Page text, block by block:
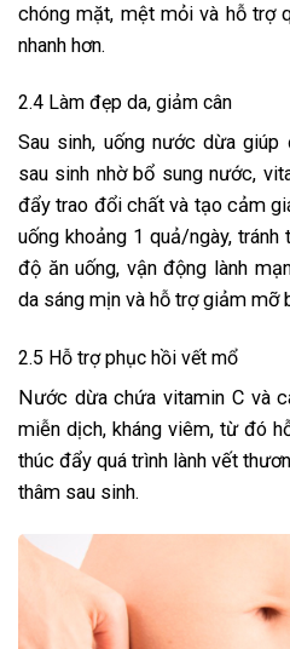
chóng mặt, mệt mỏi và hỗ trợ
nhanh hơn.
2.4 Làm đẹp da, giảm cân
Sau sinh, uống nước dừa
sau sinh nhờ bổ sung nước,
đẩy trao đổi chất và tạo cảm
uống khoảng 1 quả/ngày,
độ ăn uống, vận động lành
da sáng mịn và hỗ trợ giảm mỡ
2.5 Hỗ trợ phục hồi vết mổ
Nước dừa chứa vitamin C và
miễn dịch, kháng viêm, từ đó
thúc đẩy quá trình lành vết
thâm sau sinh.